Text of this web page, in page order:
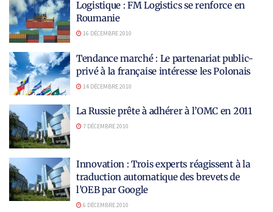
Logistique : FM Logistics se renforce en
Roumanie
16 DÉCEMBRE 2010
Tendance marché : Le partenariat public-
privé à la française intéresse les Polonais
14 DÉCEMBRE 2010
La Russie prête à adhérer à l’OMC en 2011
7 DÉCEMBRE 2010
Innovation : Trois experts réagissent à la
traduction automatique des brevets de
l’OEB par Google
6 DÉCEMBRE 2010